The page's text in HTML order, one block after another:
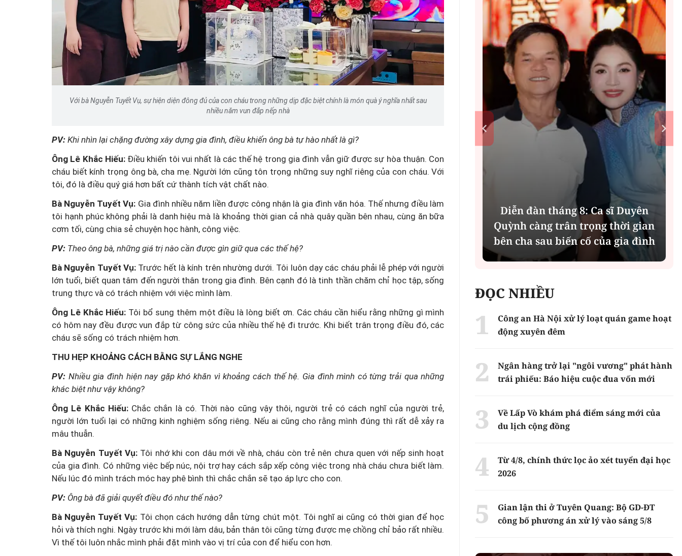
Với bà Nguyễn Tuyết Vụ, sự hiện diện đông đủ của con cháu trong những dịp đặc biệt chính là món quà ý nghĩa nhất sau
nhiều năm vun đắp nếp nhà
PV: Khi nhìn lại chặng đường xây dựng gia đình, điều khiến ông bà tự hào nhất là gì?
Ông Lê Khắc Hiếu:Điều khiến tôi vui nhất là các thế hệ trong gia đình vẫn giữ được sự hòa thuận. Con
cháu biết kính trọng ông bà, cha mẹ. Người lớn cũng tôn trọng những suy nghĩ riêng của con cháu. Với
tôi, đó là điều quý giá hơn bất cứ thành tích vật chất nào.
Bà Nguyễn Tuyết Vụ: Gia đình nhiều năm liền được công nhận là gia đình văn hóa. Thế nhưng điều làm
tôi hạnh phúc không phải là danh hiệu mà là khoảng thời gian cả nhà quây quần bên nhau, cùng ăn bữa
cơm tối, cùng chia sẻ chuyện học hành, công việc.
PV: Theo ông bà, những giá trị nào cần được gìn giữ qua các thế hệ?
Bà Nguyễn Tuyết Vụ:Trước hết là kính trên nhường dưới. Tôi luôn dạy các cháu phải lễ phép với người
lớn tuổi, biết quan tâm đến người thân trong gia đình. Bên cạnh đó là tinh thần chăm chỉ học tập, sống
trung thực và có trách nhiệm với việc mình làm.
Ông Lê Khắc Hiếu: Tôi bổ sung thêm một điều là lòng biết ơn. Các cháu cần hiểu rằng những gì mình
có hôm nay đều được vun đắp từ công sức của nhiều thế hệ đi trước. Khi biết trân trọng điều đó, các
cháu sẽ sống có trách nhiệm hơn.
THU HẸP KHOẢNG CÁCH BẰNG SỰ LẮNG NGHE
PV: Nhiều gia đình hiện nay gặp khó khăn vì khoảng cách thế hệ. Gia đình mình có từng trải qua những
khác biệt như vậy không?
Ông Lê Khắc Hiếu:Chắc chắn là có. Thời nào cũng vậy thôi, người trẻ có cách nghĩ của người trẻ,
người lớn tuổi lại có những kinh nghiệm sống riêng. Nếu ai cũng cho rằng mình đúng thì rất dễ xảy ra
mâu thuẫn.
Bà Nguyễn Tuyết Vụ: Tôi nhớ khi con dâu mới về nhà, cháu còn trẻ nên chưa quen với nếp sinh hoạt
của gia đình. Có những việc bếp núc, nội trợ hay cách sắp xếp công việc trong nhà cháu chưa biết làm.
Nếu lúc đó mình trách móc hay phê bình thì chắc chắn sẽ tạo áp lực cho con.
PV: Ông bà đã giải quyết điều đó như thế nào?
Bà Nguyễn Tuyết Vụ: Tôi chọn cách hướng dẫn từng chút một. Tôi nghĩ ai cũng có thời gian để học
hỏi và thích nghi. Ngày trước khi mới làm dâu, bản thân tôi cũng từng được mẹ chồng chỉ bảo rất nhiều.
Vì thế tôi luôn nhắc mình phải đặt mình vào vị trí của con để hiểu con hơn.
Một cuộc hôn nhân tan vỡ, 3
mảnh đất và bản án vì lẽ công
bằng
tế, tạo điều kiện để người dân
tiếp cận các dịch vụ y tế kỹ thuật
Diễn đàn tháng 8: Ca sĩ Duyên
Quỳnh càng trân trọng thời gian
bên cha sau biến cố của gia đình
ĐỌC NHIỀU
Công an Hà Nội xử lý loạt quán game hoạt
động xuyên đêm
Ngân hàng trở lại "ngôi vương" phát hành
trái phiếu: Báo hiệu cuộc đua vốn mới
Về Lấp Vò khám phá điểm sáng mới của
du lịch cộng đồng
Từ 4/8, chính thức lọc ảo xét tuyển đại học
2026
Gian lận thi ở Tuyên Quang: Bộ GD-ĐT
công bố phương án xử lý vào sáng 5/8